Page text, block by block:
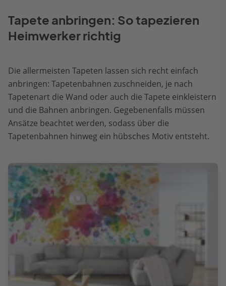
Tapete anbringen: So tapezieren
Heimwerker richtig
Die allermeisten Tapeten lassen sich recht einfach
anbringen: Tapetenbahnen zuschneiden, je nach
Tapetenart die Wand oder auch die Tapete einkleistern
und die Bahnen anbringen. Gegebenenfalls müssen
Ansätze beachtet werden, sodass über die
Tapetenbahnen hinweg ein hübsches Motiv entsteht.